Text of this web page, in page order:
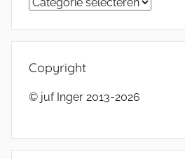
Copyright
© juf Inger 2013-2026